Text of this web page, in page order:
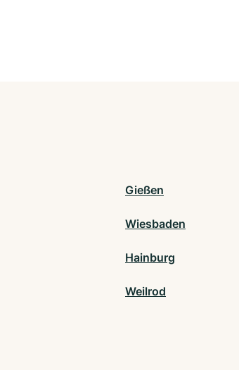
Gießen
Wiesbaden
Hainburg
Weilrod